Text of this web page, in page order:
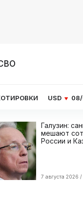
USD 08/08 82.1665
Галузин:
мешают
России и
7 августа 2026 /